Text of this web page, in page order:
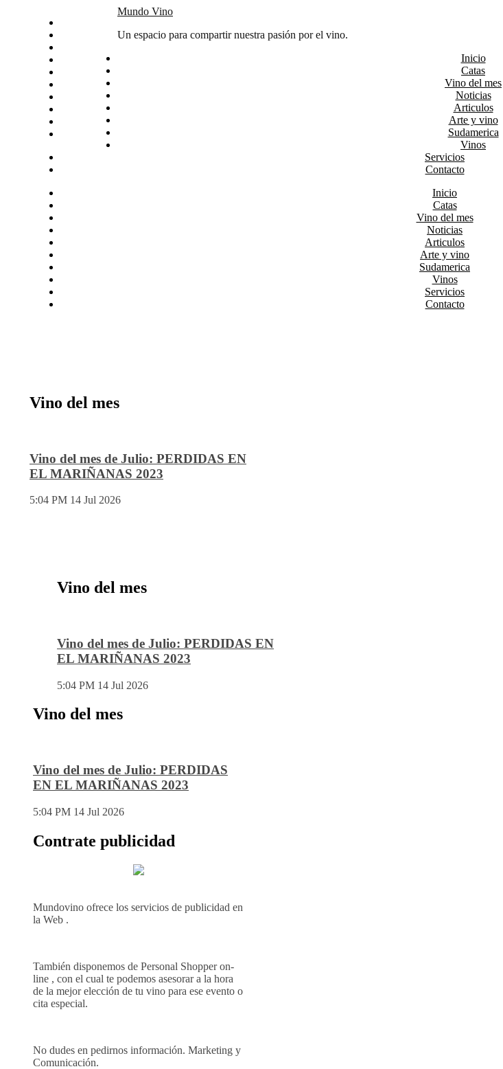
Arte y vino
Sudamerica
Mundo Vino
Un espacio para compartir nuestra pasión por el vino.
Inicio
Catas
Vino del mes
Noticias
Articulos
Arte y vino
Sudamerica
Vinos
Servicios
Contacto
Inicio
Catas
Vino del mes
Noticias
Articulos
Arte y vino
Sudamerica
Vinos
Servicios
Contacto
Vino del mes
Vino del mes de Julio: PERDIDAS EN
EL MARIÑANAS 2023
5:04 PM 14 Jul 2026
Vino del mes
Vino del mes de Julio: PERDIDAS EN
EL MARIÑANAS 2023
5:04 PM 14 Jul 2026
Vino del mes
Vino del mes de Julio: PERDIDAS
EN EL MARIÑANAS 2023
5:04 PM 14 Jul 2026
Contrate publicidad
Mundovino ofrece los servicios de publicidad en
la Web .
También disponemos de Personal Shopper on-
line , con el cual te podemos asesorar a la hora
de la mejor elección de tu vino para ese evento o
cita especial.
No dudes en pedirnos información. Marketing y
Comunicación.